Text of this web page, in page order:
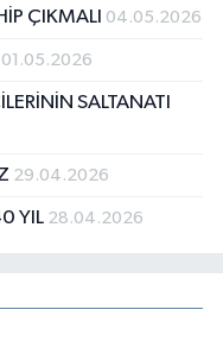
ÇIKMALI 04.05.2026
01.05.2026
SALTANATI
29.04.2026
YIL 28.04.2026